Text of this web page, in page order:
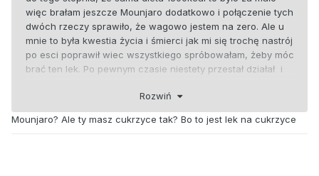
więc brałam jeszcze Mounjaro dodatkowo i połączenie tych
dwóch rzeczy sprawiło, że wagowo jestem na zero. Ale u
mnie to była kwestia życia i śmierci jak mi się trochę nastrój
po esci poprawił wiec wszystkiego spróbowałam, żeby móc
brać ten lek. Po pewnym czasie niestety przestał działał i
czułam) a później na wenlaflaksynę no i na tym ostatnim
raczej wagę mam stałą
Rozwiń
Mounjaro? Ale ty masz cukrzyce tak? Bo to jest lek na cukrzyce